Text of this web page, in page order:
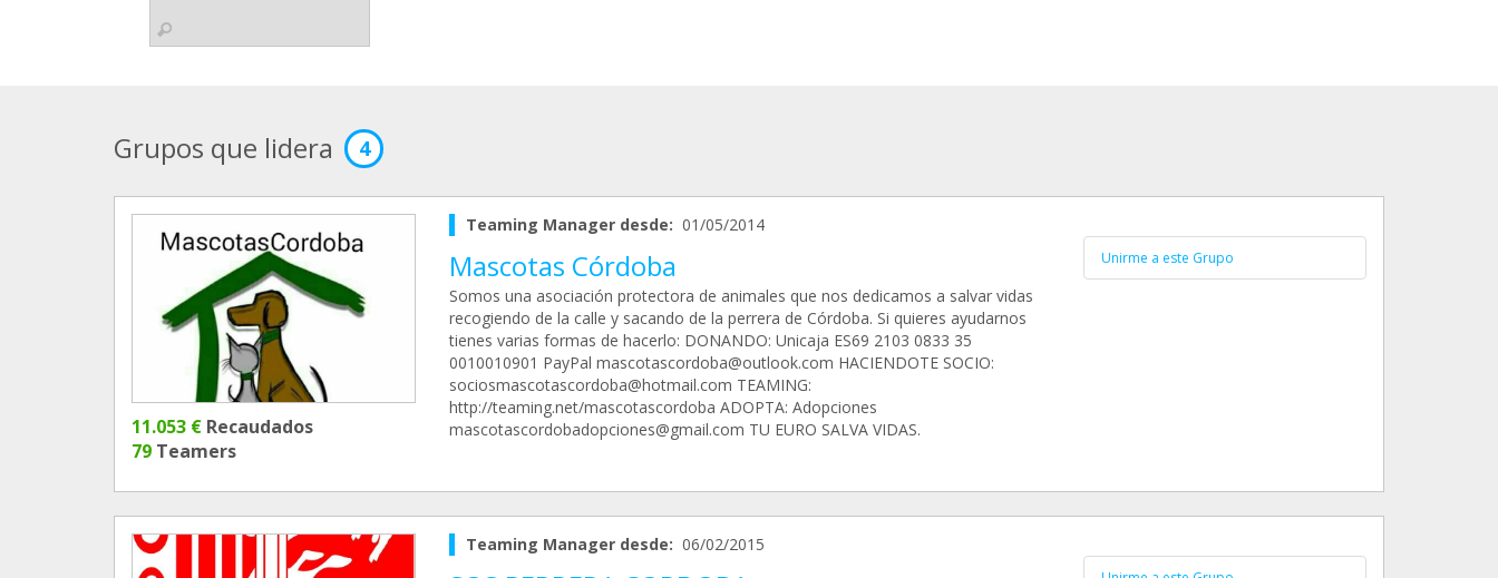
Grupos que lidera 4
11.053 € Recaudados
79 Teamers
Teaming Manager desde: 01/05/2014
Mascotas Córdoba
Somos una asociación protectora de animales que nos dedicamos a salvar vidas
recogiendo de la calle y sacando de la perrera de Córdoba. Si quieres ayudarnos
tienes varias formas de hacerlo: DONANDO: Unicaja ES69 2103 0833 35
0010010901 PayPal mascotascordoba@outlook.com HACIENDOTE SOCIO:
sociosmascotascordoba@hotmail.com TEAMING:
http://teaming.net/mascotascordoba ADOPTA: Adopciones
mascotascordobadopciones@gmail.com TU EURO SALVA VIDAS.
Unirme a este Grupo
Teaming Manager desde: 06/02/2015